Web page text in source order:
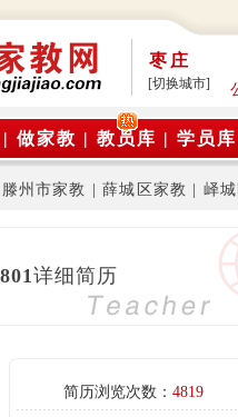
枣庄
[切换城市]
| 做家教 | 教员库 | 学员库
滕州市家教 |薛城区家教 峄
详细简历
简历浏览次数： 4819